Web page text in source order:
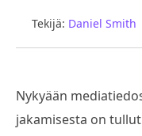
Tekijä: Daniel Smith
Nykyään
jakamisesta on